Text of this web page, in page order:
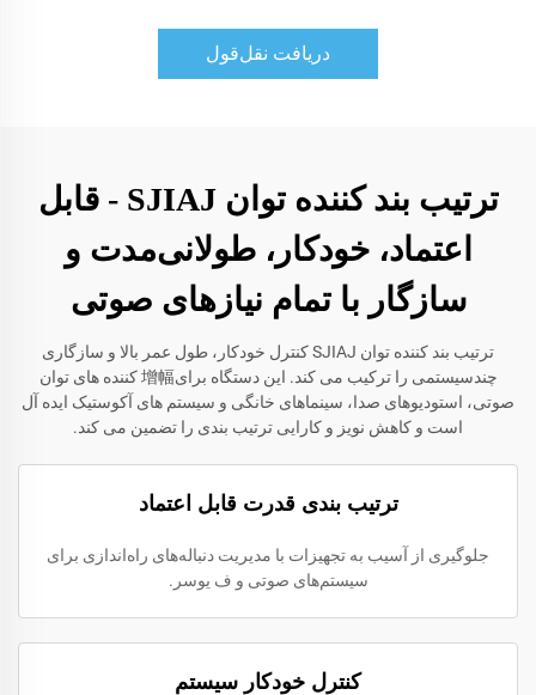
دریافت نقل‌قول
ترتیب بند کننده توان SJIAJ - قابل
اعتماد، خودکار، طولانی‌مدت و
سازگار با تمام نیازهای صوتی
ترتیب بند کننده توان SJIAJ کنترل خودکار، طول عمر بالا و سازگاری
چندسیستمی را ترکیب می کند. این دستگاه برای增幅 کننده های توان
صوتی، استودیوهای صدا، سینماهای خانگی و سیستم های آکوستیک ایده آل
است و کاهش نویز و کارایی ترتیب بندی را تضمین می کند.
ترتیب بندی قدرت قابل اعتماد
جلوگیری از آسیب به تجهیزات با مدیریت دنباله‌های راه‌اندازی برای
سیستم‌های صوتی و ف یوسر.
کنترل خودکار سیستم